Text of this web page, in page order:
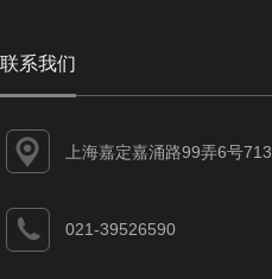
联系我们
上海嘉定嘉涌路99弄6号713
021-39526590